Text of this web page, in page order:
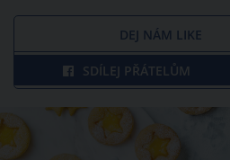
DEJ NÁM LIKE
SDÍLEJ PŘÁTELŮM